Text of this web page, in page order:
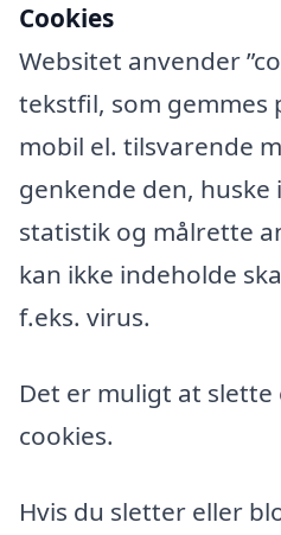
Cookies
Websitet anvender
tekstfil, som gemmes
mobil el. tilsvarende
genkende den,
statistik og målrette
kan ikke indeholde
f.eks. virus.
Det er muligt at
cookies.
Hvis du sletter eller